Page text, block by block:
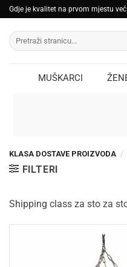
Skip
to
content
Gdje je kvalitet na prvom mjestu
Pretraži:
MUŠKARCI
KLASA DOSTAVE PROIZVODA /
FILTERI
Shipping class za sto za